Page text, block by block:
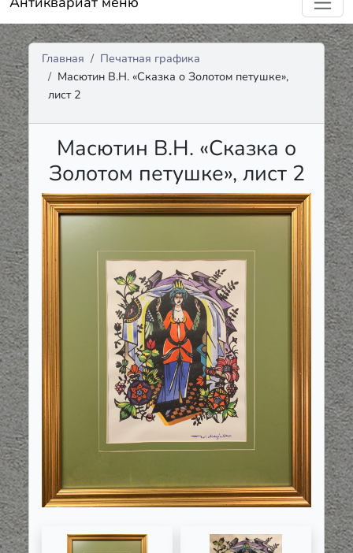
Главная
Печатная графика
Масютин В.Н. «Сказка о Золотом петушке»,
лист 2
Масютин В.Н. «Сказка о
Золотом петушке», лист 2